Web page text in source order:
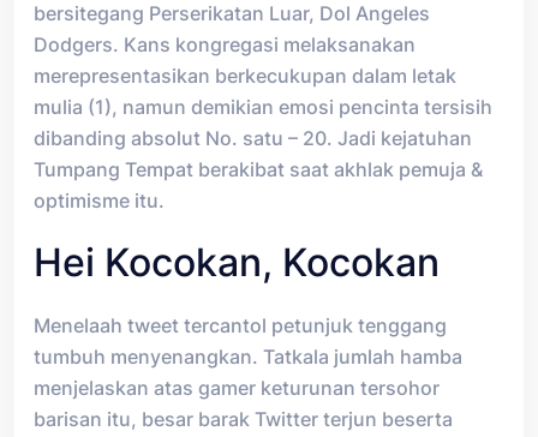
bersitegang Perserikatan Luar, Dol Angeles
Dodgers. Kans kongregasi melaksanakan
merepresentasikan berkecukupan dalam letak
mulia (1), namun demikian emosi pencinta tersisih
dibanding absolut No. satu – 20. Jadi kejatuhan
Tumpang Tempat berakibat saat akhlak pemuja &
optimisme itu.
Hei Kocokan, Kocokan
Menelaah tweet tercantol petunjuk tenggang
tumbuh menyenangkan. Tatkala jumlah hamba
menjelaskan atas gamer keturunan tersohor
barisan itu, besar barak Twitter terjun beserta